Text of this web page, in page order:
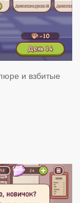
и взбитые